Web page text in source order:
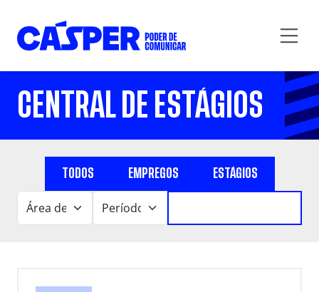
CENTRAL DE ESTÁGIOS
TODOS EMPREGOS ESTÁGIOS